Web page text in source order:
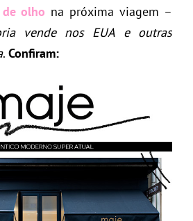
olho na próxima viagem –
vende nos EUA e outras
. Confiram: